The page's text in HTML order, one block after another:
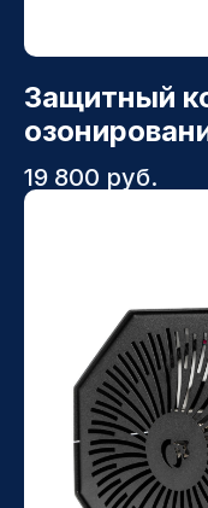
Защитный
19 800 руб.